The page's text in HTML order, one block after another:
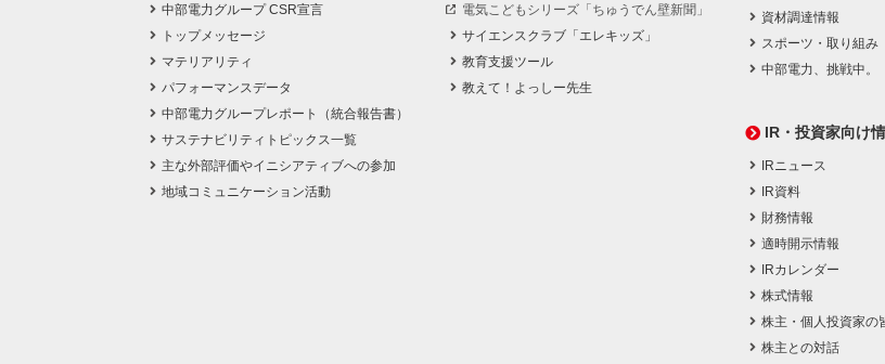
中部電力グループ CSR宣言
トップメッセージ
マテリアリティ
パフォーマンスデータ
中部電力グループレポート（統合報告書）
サステナビリティトピックス一覧
主な外部評価やイニシアティブへの参加
地域コミュニケーション活動
電気こどもシリーズ「ちゅうでん壁新聞」
サイエンスクラブ「エレキッズ」
教育支援ツール
教えて！よっしー先生
資材調達情報
スポーツ・取り組み
中部電力、挑戦中。
IR・投資家向け
IRニュース
IR資料
財務情報
適時開示情報
IRカレンダー
株式情報
株主・個人投資家の
株主との対話